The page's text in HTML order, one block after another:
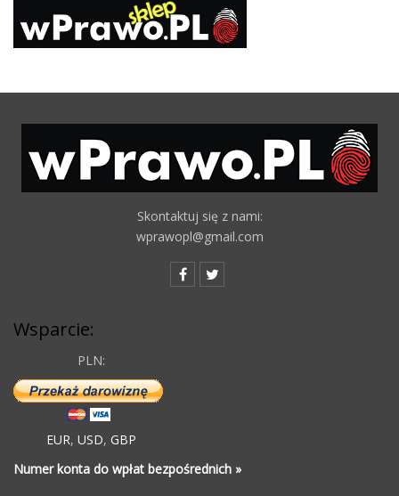
Skontaktuj się z nami:
wprawopl@gmail.com
Wsparcie:
PLN:
EUR, USD, GBP
Numer konta do wpłat bezpośrednich »